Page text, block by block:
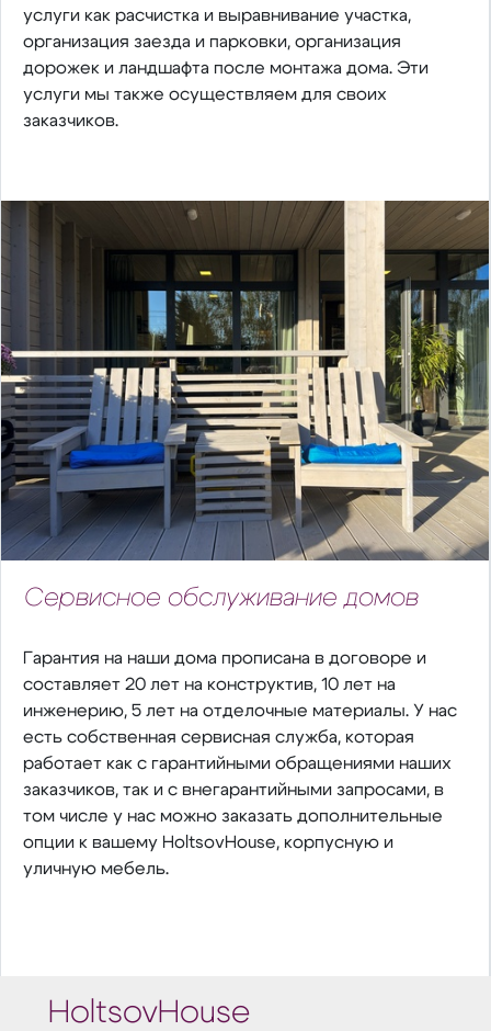
услуги как расчистка и выравнивание участка,
организация заезда и парковки, организация
дорожек и ландшафта после монтажа дома. Эти
услуги мы также осуществляем для своих
заказчиков.
Сервисное обслуживание домов
Гарантия на наши дома прописана в договоре и
составляет 20 лет на конструктив, 10 лет на
инженерию, 5 лет на отделочные материалы. У нас
есть собственная сервисная служба, которая
работает как с гарантийными обращениями наших
заказчиков, так и с внегарантийными запросами, в
том числе у нас можно заказать дополнительные
опции к вашему HoltsovHouse, корпусную и
уличную мебель.
HoltsovHouse